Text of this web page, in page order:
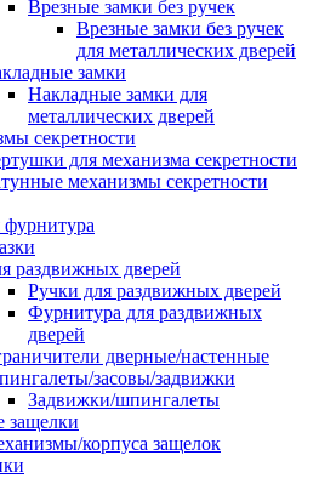
Врезные замки без ручек
Врезные замки без ручек
для металлических дверей
замки
Накладные замки для
металлических дверей
секретности
для механизма секретности
механизмы секретности
фурнитура
раздвижных дверей
Ручки для раздвижных дверей
Фурнитура для раздвижных
дверей
дверные/настенные
засовы/задвижки
Задвижки/шпингалеты
защелки
корпуса защелок